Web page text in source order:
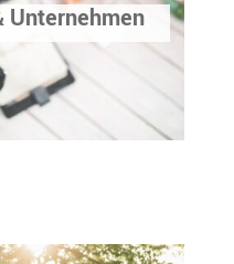
Unternehmen